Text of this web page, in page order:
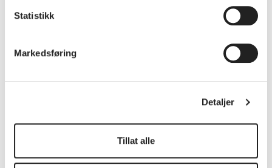
Statistikk
Markedsføring
Detaljer
Tillat alle